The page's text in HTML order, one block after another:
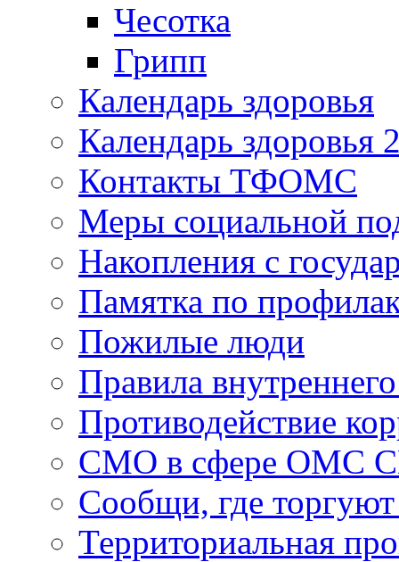
Чесотка
Грипп
Календарь здоровья
Календарь здоровья
Контакты ТФОМС
Меры социальной
Накопления с
Памятка по
Пожилые люди
Правила
Противодействие
СМО в сфере ОМС
Сообщи, где
Территориальная